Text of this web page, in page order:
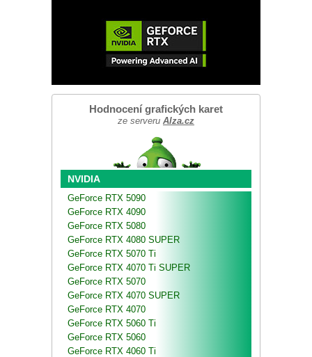
Hodnocení grafických karet
ze serveru Alza.cz
NVIDIA
GeForce RTX 5090
GeForce RTX 4090
GeForce RTX 5080
GeForce RTX 4080 SUPER
GeForce RTX 5070 Ti
GeForce RTX 4070 Ti SUPER
GeForce RTX 5070
GeForce RTX 4070 SUPER
GeForce RTX 4070
GeForce RTX 5060 Ti
GeForce RTX 5060
GeForce RTX 4060 Ti